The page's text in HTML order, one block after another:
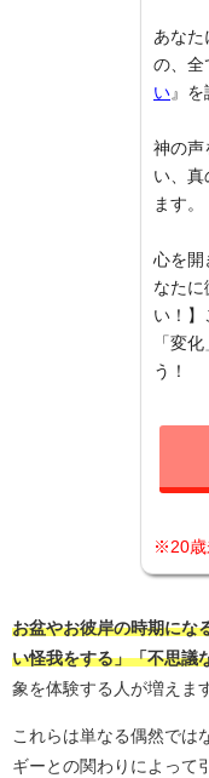
あなた
の、全
い 』を
神の声
い、真
ます。
心を開
なたに
い！】
「変
う！
※20歳
お盆やお彼岸の時期にな
い怪我をする」「不思議
象を体験する人が増えま
これらは単なる偶然では
ギーとの関わりによって